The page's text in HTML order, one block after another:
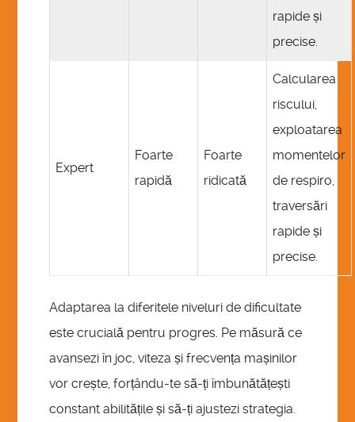
rapide și
precise.
Expert
Foarte
rapidă
Foarte
ridicată
Calcularea
riscului,
exploatarea
momentelor
de respiro,
traversări
rapide și
precise.
Adaptarea la diferitele niveluri de dificultate
este crucială pentru progres. Pe măsură ce
avansezi în joc, viteza și frecvența mașinilor
vor crește, forțându-te să-ți îmbunătățești
constant abilitățile și să-ți ajustezi strategia.